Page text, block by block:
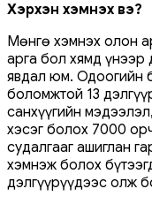
Хэрхэн хэмнэх вэ?
Мөнгө хэмнэх олон
арга бол хямд үнээр
явдал юм. Одоогийн
боломжтой 13
санхүүгийн
хэсэг болох 7000
судалгааг ашиглан
хэмнэж болох
дэлгүүрүүдээс олж